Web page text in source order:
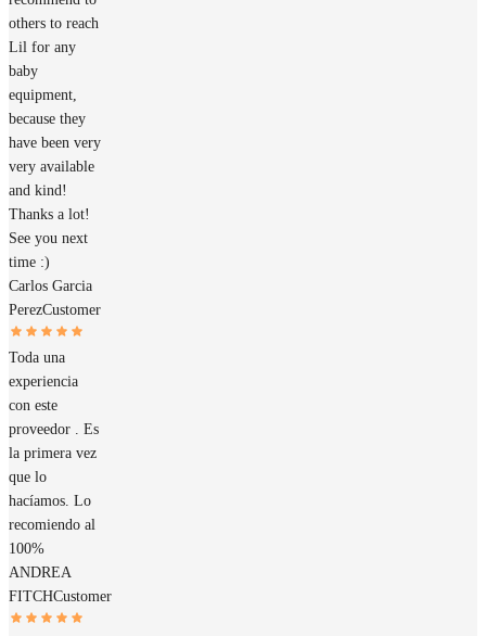
others to reach
Lil for any
baby
equipment,
because they
have been very
very available
and kind!
Thanks a lot!
See you next
time :)
Carlos Garcia
PerezCustomer
Toda una
experiencia
con este
proveedor . Es
la primera vez
que lo
hacíamos. Lo
recomiendo al
100%
ANDREA
FITCHCustomer